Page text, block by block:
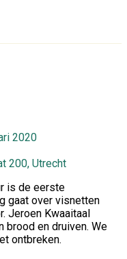
2020
200, Utrecht
is de eerste
gaat over visnetten
Jeroen Kwaaitaal
brood en druiven. We
ontbreken.